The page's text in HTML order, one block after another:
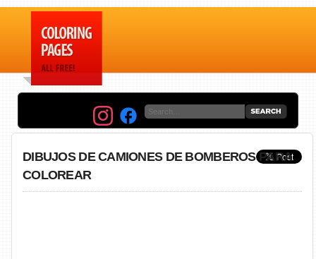
DIBUJOS DE CAMIONES DE BOMBEROS PARA
COLOREAR